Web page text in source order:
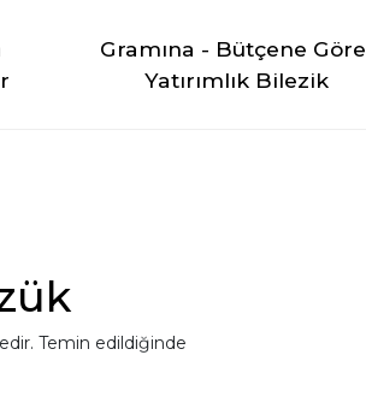
Gramına - Bütçene Göre
Yatırımlık Bilezik
Temin edildiğinde